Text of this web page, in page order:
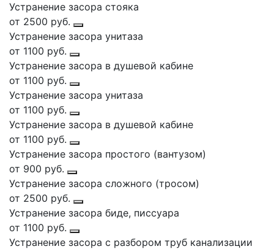
Устранение засора стояка
от 2500 руб.
Устранение засора унитаза
от 1100 руб.
Устранение засора в душевой кабине
от 1100 руб.
Устранение засора унитаза
от 1100 руб.
Устранение засора в душевой кабине
от 1100 руб.
Устранение засора простого (вантузом)
от 900 руб.
Устранение засора сложного (тросом)
от 2500 руб.
Устранение засора биде, писсуара
от 1100 руб.
Устранение засора с разбором труб канализации